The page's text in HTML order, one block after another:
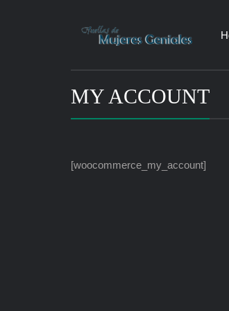
MY ACCOUNT
[woocommerce_my_account]